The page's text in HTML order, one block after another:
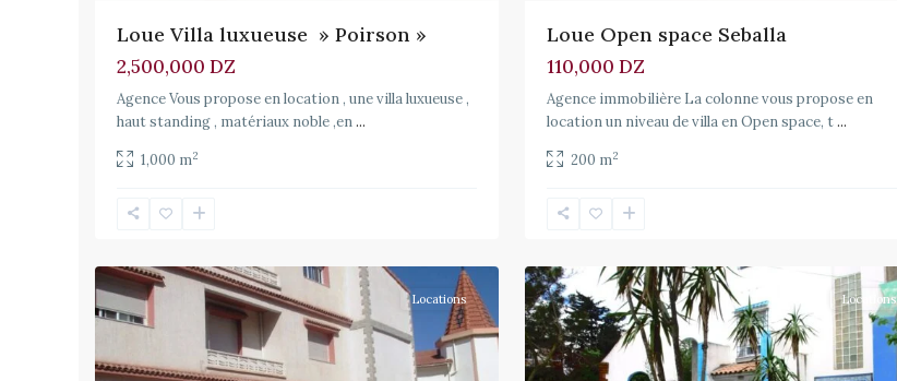
Loue Villa luxueuse » Poirson »
2,500,000 DZ
Agence Vous propose en location , une villa luxueuse ,
haut standing , matériaux noble ,en...
1,000 m2
Loue Open space Seballa
110,000 DZ
Agence immobilière La colonne vous propose en
location un niveau de villa en Open space, t...
200 m2
El
Locations Locations